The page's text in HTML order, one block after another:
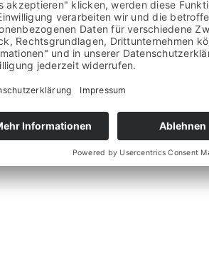
einer Hand.
Weitere
Informationen